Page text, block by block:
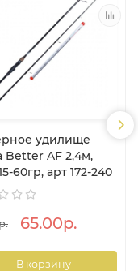
удилище
Better AF 2,4м,
60гр, арт 172-240
65.00р.
В корзину